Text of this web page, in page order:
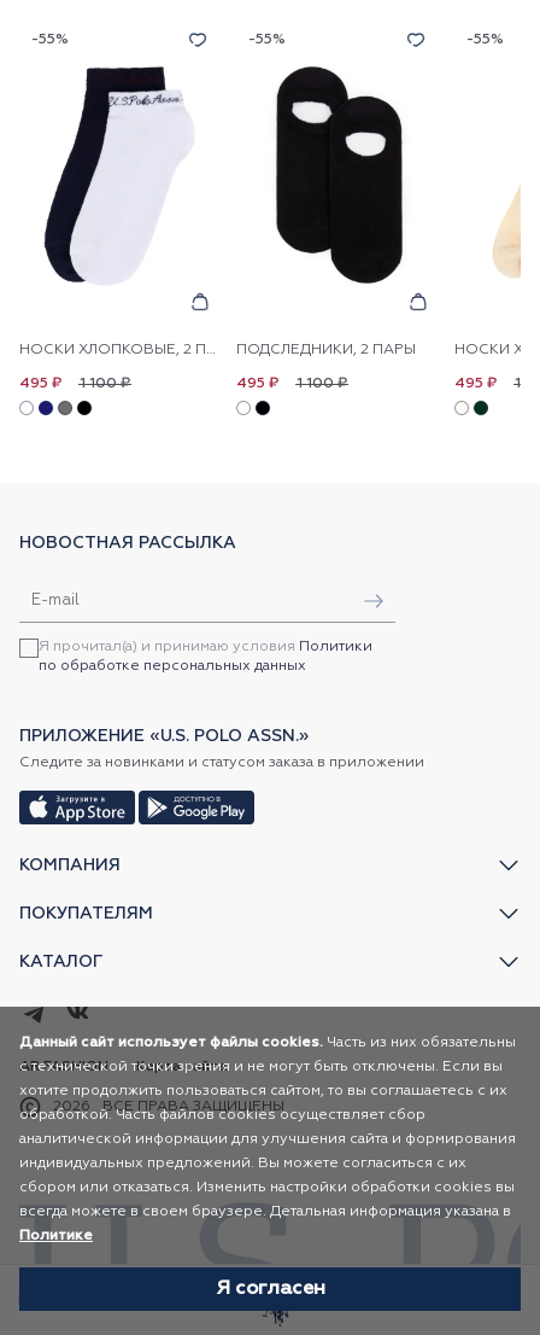
-55%
НОСКИ ХЛОПКОВЫЕ, 2 ПАРЫ
1 100 ₽
495 ₽
-55%
ПОДСЛЕДНИКИ, 2 ПАРЫ
1 100 ₽
495 ₽
-55%
1
495 ₽
КОМПАНИЯ
ПОКУПАТЕЛЯМ
КАТАЛОГ
НОВОСТНАЯ РАССЫЛКА
Я прочитал(а) и принимаю условия Политики
по обработке персональных данных
ПРИЛОЖЕНИЕ «U.S. POLO ASSN.»
Следите за новинками и статусом заказа в приложении
2026 ВСЕ ПРАВА ЗАЩИЩЕНЫ
AR FASHION Карта сайта
Данный сайт использует файлы cookies. Часть из них обязательны
с технической точки зрения и не могут быть отключены. Если вы
хотите продолжить пользоваться сайтом, то вы соглашаетесь с их
обработкой. Часть файлов cookies осуществляет сбор
аналитической информации для улучшения сайта и формирования
индивидуальных предложений. Вы можете согласиться с их
сбором или отказаться. Изменить настройки обработки cookies вы
всегда можете в своем браузере. Детальная информация указана в
Политике
Я согласен